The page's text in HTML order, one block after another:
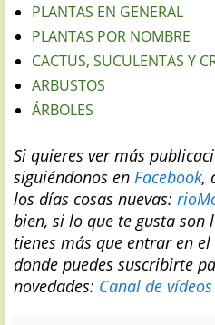
PLANTAS EN GENERAL
PLANTAS POR NOMBRE
CACTUS, SUCULENTAS Y
ARBUSTOS
ÁRBOLES
Si quieres ver más
siguiéndonos en Facebook,
los días cosas nuevas:
bien, si lo que te gusta son
tienes más que entrar en
donde puedes suscribirte
novedades: Canal de